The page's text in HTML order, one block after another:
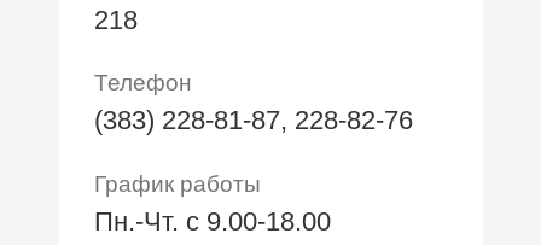
218
Телефон
(383) 228-81-87, 228-82-76
График работы
Пн.-Чт. с 9.00-18.00